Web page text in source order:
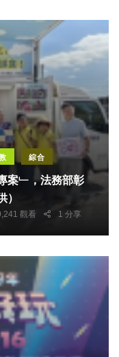
綜合
案﹂，法務部彰
）
觀看 1 分享